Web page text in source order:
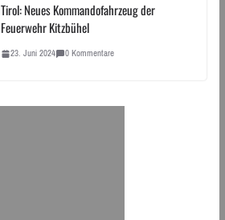
Tirol: Neues Kommandofahrzeug der
Feuerwehr Kitzbühel
23. Juni 2024 0 Kommentare